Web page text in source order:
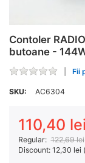
Contoler
butoane -
Fii
SKU: AC6304
110,40 lei
Regular: 122,69 lei
Discount: 12,30 lei (